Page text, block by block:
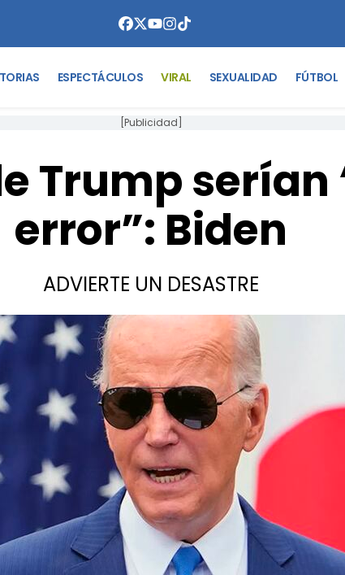
ESPECTÁCULOS VIRAL SEXUALIDAD FÚTBOL
[Publicidad]
Trump serían
error”: Biden
ADVIERTE UN DESASTRE